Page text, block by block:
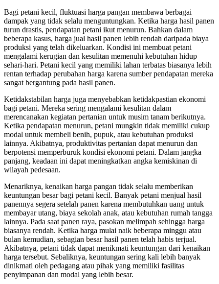
Bagi petani kecil, fluktuasi harga pangan membawa berbagai
dampak yang tidak selalu menguntungkan. Ketika harga hasil panen
turun drastis, pendapatan petani ikut menurun. Bahkan dalam
beberapa kasus, harga jual hasil panen lebih rendah daripada biaya
produksi yang telah dikeluarkan. Kondisi ini membuat petani
mengalami kerugian dan kesulitan memenuhi kebutuhan hidup
sehari-hari. Petani kecil yang memiliki lahan terbatas biasanya lebih
rentan terhadap perubahan harga karena sumber pendapatan mereka
sangat bergantung pada hasil panen.
Ketidakstabilan harga juga menyebabkan ketidakpastian ekonomi
bagi petani. Mereka sering mengalami kesulitan dalam
merencanakan kegiatan pertanian untuk musim tanam berikutnya.
Ketika pendapatan menurun, petani mungkin tidak memiliki cukup
modal untuk membeli benih, pupuk, atau kebutuhan produksi
lainnya. Akibatnya, produktivitas pertanian dapat menurun dan
berpotensi memperburuk kondisi ekonomi petani. Dalam jangka
panjang, keadaan ini dapat meningkatkan angka kemiskinan di
wilayah pedesaan.
Menariknya, kenaikan harga pangan tidak selalu memberikan
keuntungan besar bagi petani kecil. Banyak petani menjual hasil
panennya segera setelah panen karena membutuhkan uang untuk
membayar utang, biaya sekolah anak, atau kebutuhan rumah tangga
lainnya. Pada saat panen raya, pasokan melimpah sehingga harga
biasanya rendah. Ketika harga mulai naik beberapa minggu atau
bulan kemudian, sebagian besar hasil panen telah habis terjual.
Akibatnya, petani tidak dapat menikmati keuntungan dari kenaikan
harga tersebut. Sebaliknya, keuntungan sering kali lebih banyak
dinikmati oleh pedagang atau pihak yang memiliki fasilitas
penyimpanan dan modal yang lebih besar.